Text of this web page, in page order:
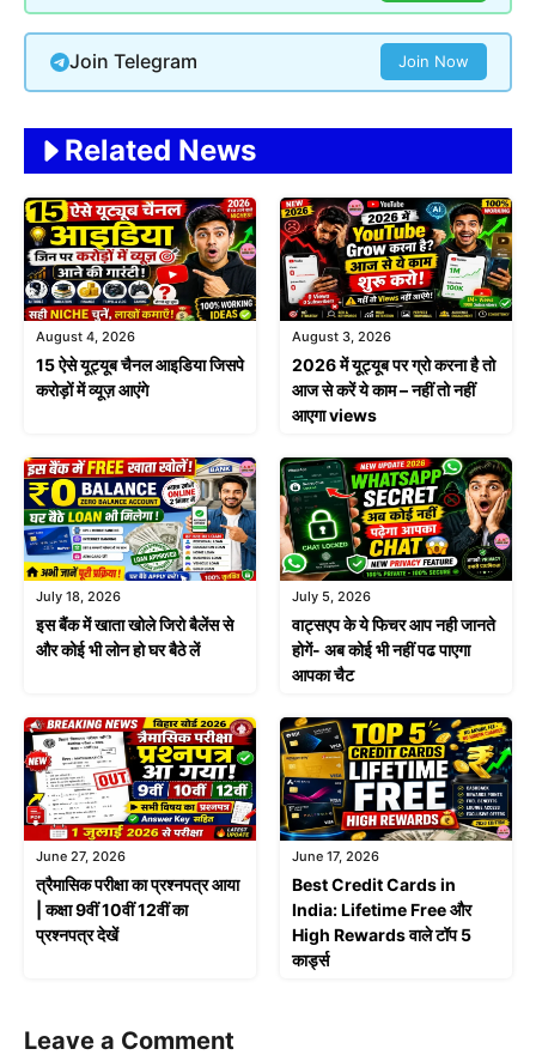
Join Telegram Join Now
Related News
August 4, 2026
15 ऐसे यूट्यूब चैनल आइडिया जिसपे
करोड़ों में व्यूज़ आएंगे
August 3, 2026
2026 में यूट्यूब पर ग्रो करना है तो
आज से करें ये काम – नहीं तो नहीं
आएगा views
July 18, 2026
इस बैंक में खाता खोले जिरो बैलेंस से
और कोई भी लोन हो घर बैठे लें
July 5, 2026
वाट्सएप के ये फिचर आप नही जानते
होगें- अब कोई भी नहीं पढ पाएगा
आपका चैट
June 27, 2026
त्रैमासिक परीक्षा का प्रश्नपत्र आया
| कक्षा 9वीं 10वीं 12वीं का
प्रश्नपत्र देखें
June 17, 2026
Best Credit Cards in
India: Lifetime Free और
High Rewards वाले टॉप 5
कार्ड्स
Leave a Comment